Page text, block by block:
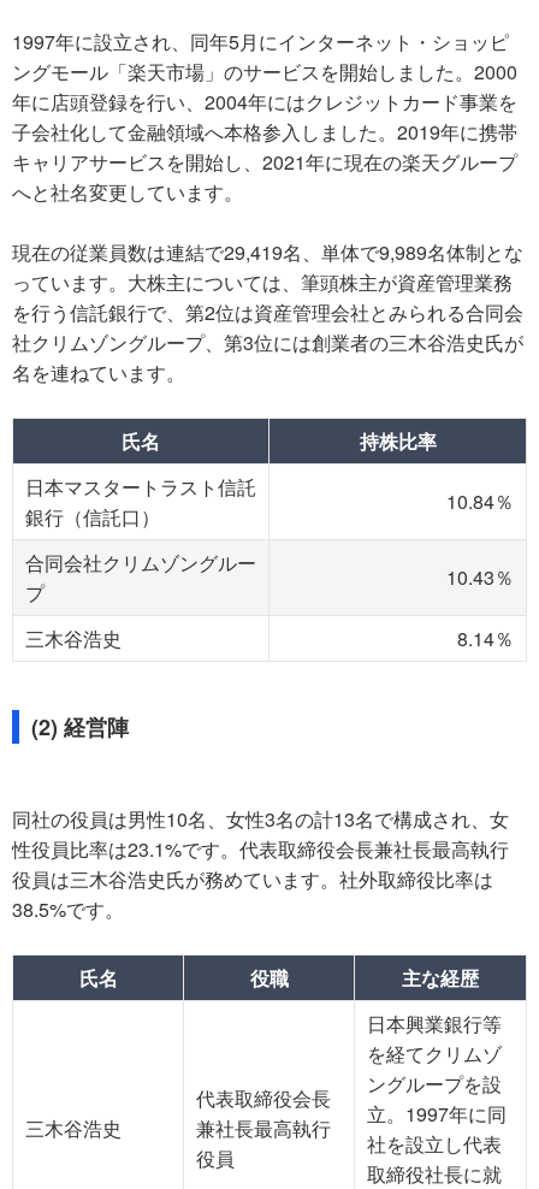
1997年に設立され、同年5月にインターネット・ショッピ
ングモール「楽天市場」のサービスを開始しました。2000
年に店頭登録を行い、2004年にはクレジットカード事業を
子会社化して金融領域へ本格参入しました。2019年に携帯
キャリアサービスを開始し、2021年に現在の楽天グループ
へと社名変更しています。
現在の従業員数は連結で29,419名、単体で9,989名体制とな
っています。大株主については、筆頭株主が資産管理業務
を行う信託銀行で、第2位は資産管理会社とみられる合同会
社クリムゾングループ、第3位には創業者の三木谷浩史氏が
名を連ねています。
氏名
持株比率
日本マスタートラスト信託
銀行（信託口）
10.84％
合同会社クリムゾングルー
プ
10.43％
三木谷浩史 8.14％
(2) 経営陣
同社の役員は男性10名、女性3名の計13名で構成され、女
性役員比率は23.1%です。代表取締役会長兼社長最高執行
役員は三木谷浩史氏が務めています。社外取締役比率は
38.5%です。
氏名 役職 主な経歴
三木谷浩史
代表取締役会長
兼社長最高執行
役員
日本興業銀行等
を経てクリムゾ
ングループを設
立。1997年に同
社を設立し代表
取締役社長に就